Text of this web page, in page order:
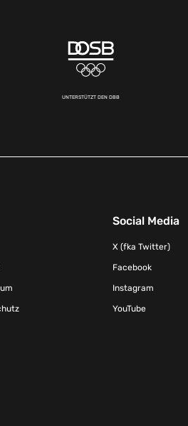
UNTERSTÜTZT DEN DBB
Social Media
X (fka Twitter)
Facebook
Instagram
YouTube